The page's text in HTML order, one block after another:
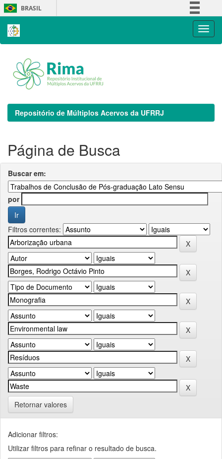
Skip
navigation
BRASIL
Repositório de Múltiplos Acervos da UFRRJ
Página de Busca
Buscar em:
por
Filtros correntes:
Retornar valores
Adicionar filtros:
Utilizar filtros para refinar o resultado de busca.